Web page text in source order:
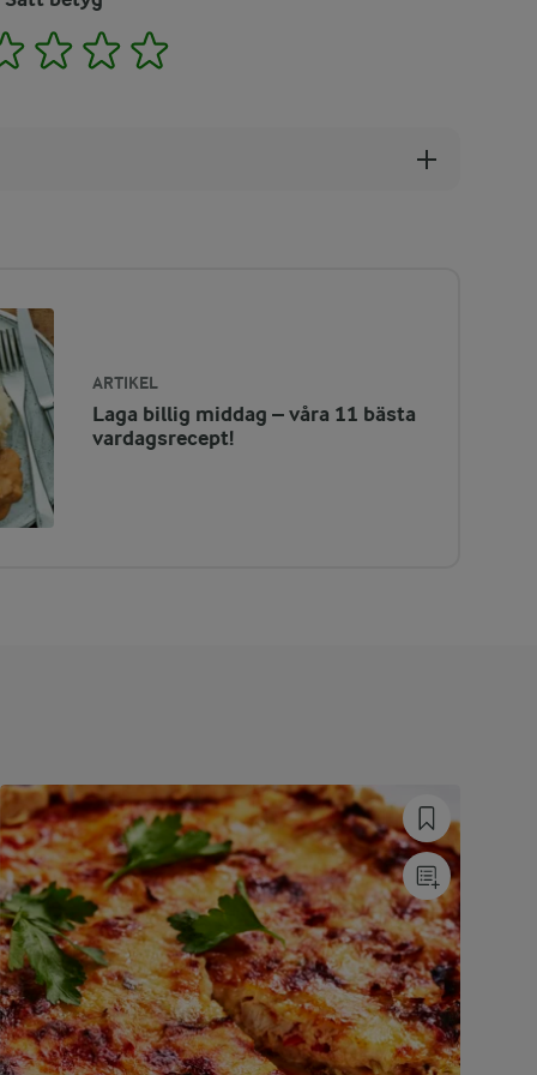
2 3 4
ARTIKEL
Laga billig middag – våra 11 bästa
vardagsrecept!